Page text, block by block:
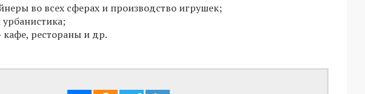
во всех сферах и производство игрушек;
урбанистика;
кафе, рестораны и др.